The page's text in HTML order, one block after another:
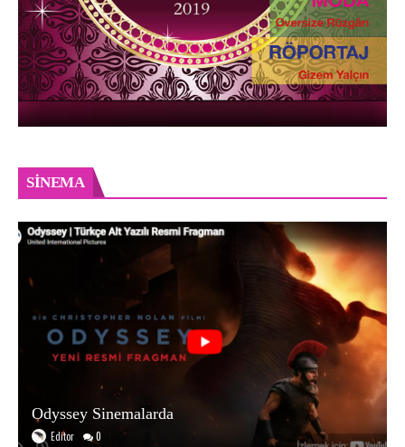
SINEMA
Odyssey Sinemalarda
Editor